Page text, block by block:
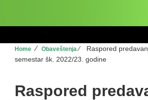
Home ⁄ Obaveštenja⁄
Raspored
semestar šk. 2022/23. godine
Raspored